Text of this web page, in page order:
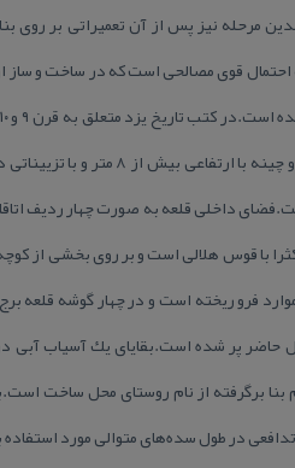
نیز پس از آن تعمیراتی بر روی
قوی مصالحی است كه در ساخت و ساز
یزد و جامع مفیدی” نام برد.
داخلی قلعه به صورت چهار ردیف
با قوس هلالی است و بر روی بخشی از
فرو ریخته است و در چهار گوشه قلعه
است كه در حال حاضر پر شده است.بقایای یك
در طول سده‌های متوالی مورد